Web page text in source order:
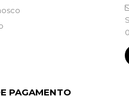
PAGAMENTO